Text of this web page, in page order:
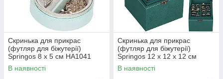
Скринька для прикрас
(футляр для біжутерії)
Springos 8 x 5 см HA1041
В наявності
Скринька для прикрас
(футляр для біжутерії)
Springos 12 x 12 x 12 см
HA1048
В наявності